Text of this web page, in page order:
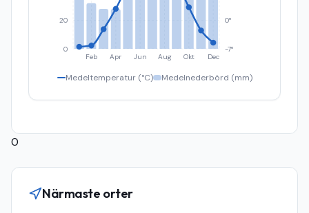
Feb Apr Jun Aug Okt Dec
0
20
-7°
0°
Medeltemperatur (°C) Medelnederbörd (mm)
0
Närmaste orter